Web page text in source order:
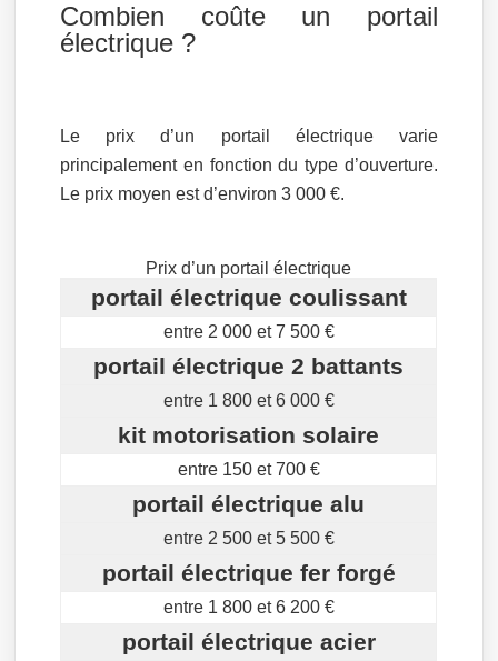
Combien coûte un portail
électrique ?
Le prix d’un portail électrique varie
principalement en fonction du type d’ouverture.
Le prix moyen est d’environ 3 000 €.
Prix d’un portail électrique
portail électrique coulissant
entre 2 000 et 7 500 €
portail électrique 2 battants
entre 1 800 et 6 000 €
kit motorisation solaire
entre 150 et 700 €
portail électrique alu
entre 2 500 et 5 500 €
portail électrique fer forgé
entre 1 800 et 6 200 €
portail électrique acier